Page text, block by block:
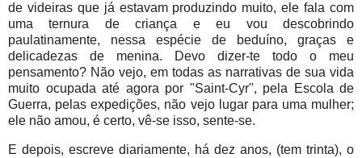
de videiras que já estavam produzindo muito, ele fala com
uma ternura de criança e eu vou descobrindo
paulatinamente, nessa espécie de beduíno, graças e
delicadezas de menina. Devo dizer-te todo o meu
pensamento? Não vejo, em todas as narrativas de sua vida
muito ocupada até agora por "Saint-Cyr", pela Escola de
Guerra, pelas expedições, não vejo lugar para uma mulher;
ele não amou, é certo, vê-se isso, sente-se.
E depois, escreve diariamente, há dez anos, (tem trinta), o